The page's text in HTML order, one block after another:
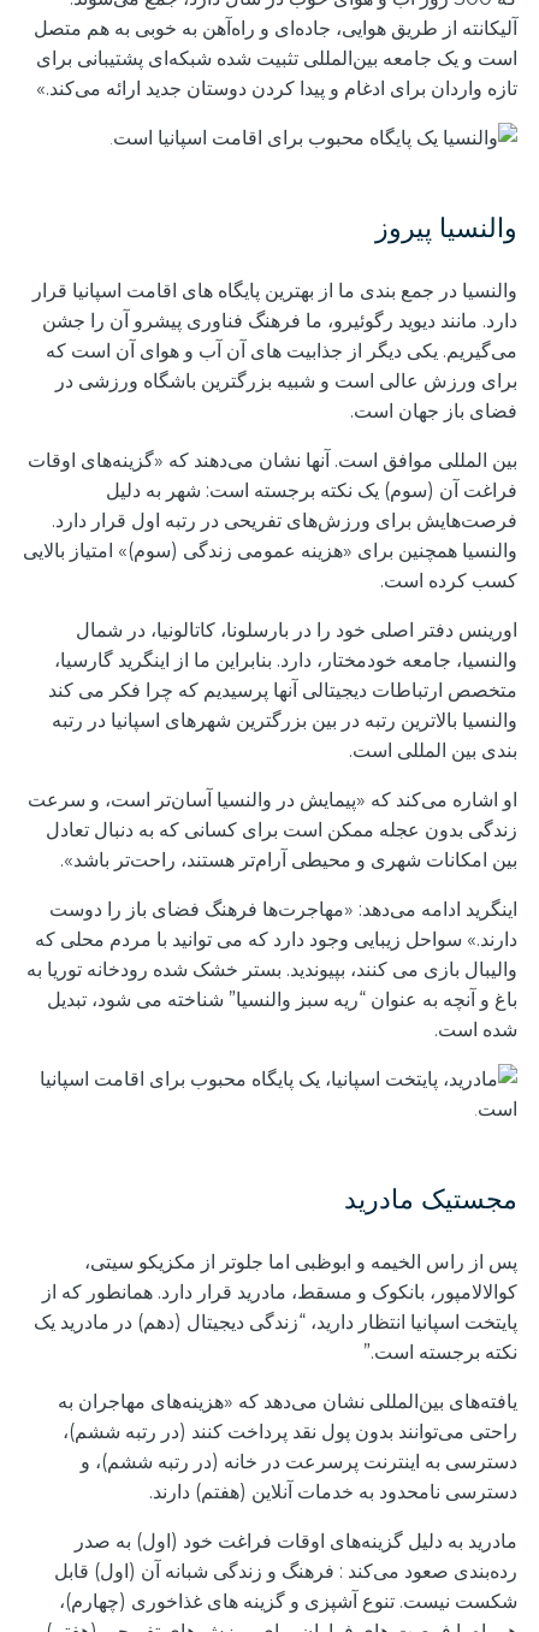
آلیکانته از طریق هوایی، جاده‌ای و راه‌آهن به خوبی به هم متصل
است و یک جامعه بین‌المللی تثبیت شده شبکه‌ای پشتیبانی برای
تازه واردان برای ادغام و پیدا کردن دوستان جدید ارائه می‌کند.»
والنسیا پیروز
والنسیا در جمع بندی ما از بهترین پایگاه های اقامت اسپانیا قرار
دارد. مانند دیوید رگوئیرو، ما فرهنگ فناوری پیشرو آن را جشن
می‌گیریم. یکی دیگر از جذابیت های آن آب و هوای آن است که
برای ورزش عالی است و شبیه بزرگترین باشگاه ورزشی در
فضای باز جهان است.
بین المللی موافق است. آنها نشان می‌دهند که «گزینه‌های اوقات
فراغت آن (سوم) یک نکته برجسته است: شهر به دلیل
فرصت‌هایش برای ورزش‌های تفریحی در رتبه اول قرار دارد.
والنسیا همچنین برای «هزینه عمومی زندگی (سوم)» امتیاز بالایی
کسب کرده است.
اورینس دفتر اصلی خود را در بارسلونا، کاتالونیا، در شمال
والنسیا، جامعه خودمختار، دارد. بنابراین ما از اینگرید گارسیا،
متخصص ارتباطات دیجیتالی آنها پرسیدیم که چرا فکر می کند
والنسیا بالاترین رتبه در بین بزرگترین شهرهای اسپانیا در رتبه
بندی بین المللی است.
او اشاره می‌کند که «پیمایش در والنسیا آسان‌تر است، و سرعت
زندگی بدون عجله ممکن است برای کسانی که به دنبال تعادل
بین امکانات شهری و محیطی آرام‌تر هستند، راحت‌تر باشد».
اینگرید ادامه می‌دهد: «مهاجرت‌ها فرهنگ فضای باز را دوست
دارند.» سواحل زیبایی وجود دارد که می توانید با مردم محلی که
والیبال بازی می کنند، بپیوندید. بستر خشک شده رودخانه توریا به
باغ و آنچه به عنوان “ریه سبز والنسیا” شناخته می شود، تبدیل
شده است.
مجستیک مادرید
پس از راس الخیمه و ابوظبی اما جلوتر از مکزیکو سیتی،
کوالالامپور، بانکوک و مسقط، مادرید قرار دارد. همانطور که از
پایتخت اسپانیا انتظار دارید، “زندگی دیجیتال (دهم) در مادرید یک
نکته برجسته است.”
یافته‌های بین‌المللی نشان می‌دهد که «هزینه‌های مهاجران به
راحتی می‌توانند بدون پول نقد پرداخت کنند (در رتبه ششم)،
دسترسی به اینترنت پرسرعت در خانه (در رتبه ششم)، و
دسترسی نامحدود به خدمات آنلاین (هفتم) دارند.
مادرید به دلیل گزینه‌های اوقات فراغت خود (اول) به صدر
رده‌بندی صعود می‌کند : فرهنگ و زندگی شبانه آن (اول) قابل
شکست نیست. تنوع آشپزی و گزینه های غذاخوری (چهارم)،